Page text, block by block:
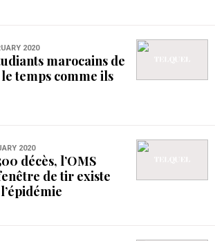
2020
marocains de
temps comme ils
2020
décès, l’OMS
de tir existe